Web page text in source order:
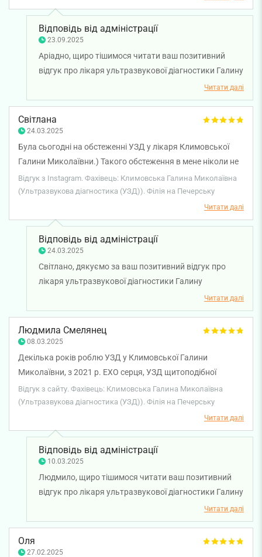
Відповідь від адміністрації
23.09.2025
Аріадно, щиро тішимося читати ваш позитивний
відгук про лікаря ультразвукової діагностики Галину
Климовську. Нам надзвичайно приємно, що ви
довіряєте лікарю вже багато років і приводите до неї
всю родину. Ваша довіра — найвища нагорода для
лікаря. Бажаємо вам міцного здоров'я!
Читати далі
Світлана
24.03.2025
Була сьогодні на обстеженні УЗД у лікаря Климовської
Галини Миколаївни.) Такого обстеження в мене ніколи не
було! Дуже професійно, ретельно! Рекомендую всім своїм
знайомим.
Відгук з Instagram. Фахівець: Климовська Галина Миколаївна
(Ультразвукова діагностика (УЗД)). Філія на Печерську
Читати далі
Відповідь від адміністрації
24.03.2025
Світлано, дякуємо за ваш позитивний відгук про
лікаря ультразвукової діагностики Галину
Климовську. Бажаємо вам міцного здоров'я!Читати далі
Людмила Смелянец
08.03.2025
Декілька років роблю УЗД у Климовської Галини
Миколаївни, з 2021 р. ЕХО серця, УЗД щитоподібної
залози, нирок і доплерографію нижніх кінцівок. До цього
УЗД робила 16 років в клініці імені Стражеска. Лікарі, до
яких я звикла, перейшли на інше місце роботи. Я почала
обслуговуватись в Смарт клініці. По-перше хочу
подякувати Галині Миколаївні за професійність,
уважність, за те, що завжди відповідає на запитання. Я
дуже рада, що знову знайшла професійного лікаря УЗД.
Також дякую персоналу клініки за якість обслуговування,
за ввічливість, коректність і професійність. Клініка
Відгук з сайту. Фахівець: Климовська Галина Миколаївна
(Ультразвукова діагностика (УЗД)). Філія на Печерську
Читати далі
Відповідь від адміністрації
10.03.2025
Людмило, щиро тішимося читати ваш позитивний
відгук про лікаря ультразвукової діагностики Галину
Климовську. Раді, що ви задоволені візитами до
лікаря. Бажаємо вам міцного здоров'я!
Читати далі
Оля
27.02.2025